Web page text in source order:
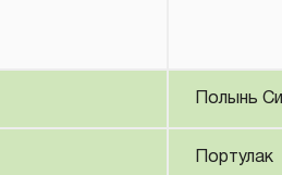
Полынь
Портулак